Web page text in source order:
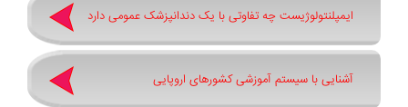
ایمپلنتولوژیست چه تفاوتی با یک دندانپزشک عمومی دارد
آشنایی با سیستم آموزشی کشورهای اروپایی